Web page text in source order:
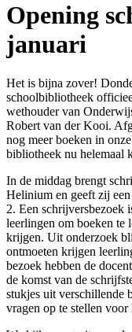
Opening
januari
Het is bijna zover!
schoolbibliotheek
wethouder van
Robert van der Kooi.
nog meer boeken in
bibliotheek nu helemaal
In de middag brengt
Helinium en geeft zij
2. Een schrijversbezoek
leerlingen om boeken te
krijgen. Uit onderzoek
ontmoeten krijgen
bezoek hebben de
de komst van de
stukjes uit verschillende
vragen op te stellen voor